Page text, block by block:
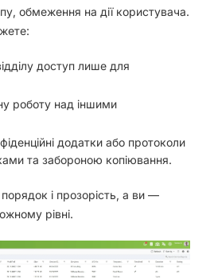
обмеження на дії користувача.
доступ лише для
роботу над іншими
додатки або протоколи
та забороною копіювання.
і прозорість, а ви —
рівні.